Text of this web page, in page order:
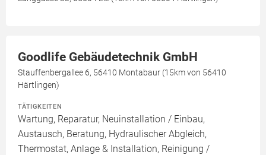
Goodlife Gebäudetechnik GmbH
Stauffenbergallee 6, 56410 Montabaur (15km von 56410
Härtlingen)
TÄTIGKEITEN
Wartung, Reparatur, Neuinstallation / Einbau,
Austausch, Beratung, Hydraulischer Abgleich,
Thermostat, Anlage & Installation, Reinigung /